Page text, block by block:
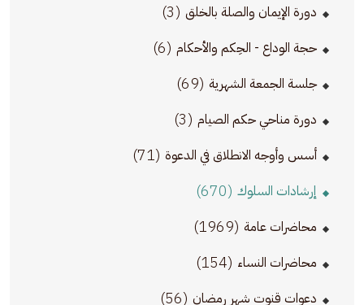
دورة الإيمان والصلة بالخلق (3)
حجة الوداع - الحِكم والأحكام (6)
جلسة الجمعة الشهرية (69)
دورة مناحي حكم الصيام (3)
أسس وأوجه الانطلاق في الدعوة (71)
إرشادات السلوك (670)
محاضرات عامة (1969)
محاضرات النساء (154)
دعوات قنوت شهر رمضان (56)